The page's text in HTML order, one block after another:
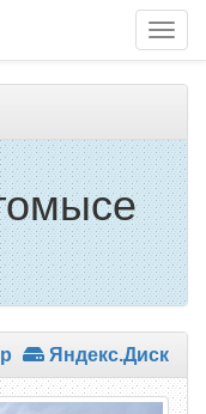
Яндекс.Диск